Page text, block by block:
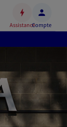
AssistanceCompte